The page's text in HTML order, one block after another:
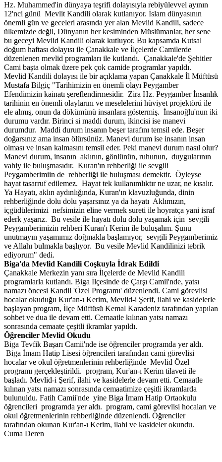
Hz. Muhammed'in dünyaya teşrifi dolayısıyla rebiyülevvel ayının
12'nci günü Mevlit Kandili olarak kutlanıyor. İslam dünyasının
önemli gün ve geceleri arasında yer alan Mevlid Kandili, sadece
ülkemizde değil, Dünyanın her kesiminden Müslümanlar, her sene
bu geceyi Mevlid Kandili olarak kutluyor. Bu kapsamda Kutsal
doğum haftası dolayısı ile Çanakkale ve İlçelerde Camilerde
düzenlenen mevlid programları ile kutlandı. Çanakkale'de Şehitler
Cami başta olmak üzere pek çok camide programlar yapıldı.
Mevlid Kandili dolayısı ile bir açıklama yapan Çanakkale İl Müftüsü
Mustafa Bilgiç "Tarihimizin en önemli olayı Peygamber
Efendimizin kainatı şereflendirmesidir. Zira Hz. Peygamber İnsanlık
tarihinin en önemli olaylarını ve meselelerini hüviyet projektörü ile
ele almış, onun da dökümünü insanlara göstermiş. İnsanoğlu'nun iki
durumu vardır. Birinci si maddi durum, ikincisi ise manevi
durumdur. Maddi durum insanın beşer tarafını temsil ede. Beşer
doğarsınız ama insan ölürsünüz. Manevi durum ise insanın insan
olması ve insan kalmasını temsil eder. Peki manevi durum nasıl olur?
Manevi durum, insanın aklının, gönlünün, ruhunun, duygularının
vahiy ile buluşmasıdır. Kuran'ın rehberliği ile sevgili
Peygamberimiin de rehberliği ile buluşması demektir. Öyleyse
hayat tasarruf edilemez. Hayat tek kullanımlıktır ne uzar, ne kısalır.
Ya Hayatı, aklın aydınlığında, Kuran'ın klavuzluğunda, dinin
rehberliğinde dolu dolu yaşarsınız ya da hayatı Aklımızın,
içgüdülerimizi nefsimizin eline vermek sureti ile hoyratça yani israf
ederk yaşarız. Bu vesile ile hayatı dolu dolu yaşamak için sevgili
Peygamberimizin rehberi Kuran'ı Kerim ile buluşalım. Şunu
unutmayın yaşamımız doğmakla başlamıyor, sevgili Peygamberimiz
ve Allahı bulmakla başlıyor. Bu vesile Mevlid Kandilinizi tebrik
ediyorum" dedi.
Biga'da Mevlid Kandili Coşkuyla İdrak Edildi
Çanakkale Merkezin yanı sıra İlçelerde de Mevlid Kandili
programlarla kutlandı. Biga İlçesinde de Çarşı Camii'nde, yatsı
namazı öncesi Kandil 'Özel Programı' düzenlendi. Cami görevlisi
hocalar okuduğu Kur'an-ı Kerim, Mevlid-i Şerif, ilahi ve kasidelerle
başlayan program, İlçe Müftüsü Kemal Karadeniz tarafından yapılan
sohbet ve dua ile devam etti. Cemaatle kılınan yatsı namazı
sonrasında cemaate çeşitli ikramlar yapıldı.
Öğrenciler Mevlid Okudu
Biga Tevfik Başarı Camii'nde ise öğrenciler programda yer aldı.
Biga İmam Hatip Lisesi öğrencileri tarafından cami görevlisi
hocalar ve okul öğretmenlerinin rehberliğinde Mevlid Özel
programı gerçekleştirildi. program, Kur'an-ı Kerim tilaveti ile
başladı. Mevlid-i Şerif, ilahi ve kasidelerle devam etti. Cemaatle
kılınan yatsı namazı sonrasında cemaatimize çeşitli ikramlarda
bulunuldu. Fatih Camii'nde yine Biga İmam Hatip Ortaokulu
öğrencileri programda yer aldı. program, cami görevlisi hocaları ve
okul öğretmenlerinin rehberliğinde düzenlendi. Öğrenciler
tarafından okunan Kur'an-ı Kerim, ilahi ve kasideler okundu.
Cuma Deren